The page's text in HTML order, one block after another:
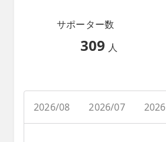
サポーター数
309 人
2026/08 2026/07